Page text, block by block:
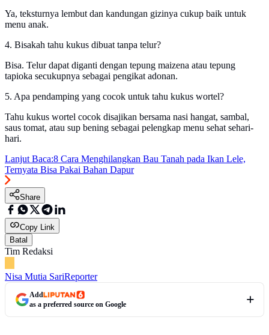
Ya, teksturnya lembut dan kandungan gizinya cukup baik untuk
menu anak.
4. Bisakah tahu kukus dibuat tanpa telur?
Bisa. Telur dapat diganti dengan tepung maizena atau tepung
tapioka secukupnya sebagai pengikat adonan.
5. Apa pendamping yang cocok untuk tahu kukus wortel?
Tahu kukus wortel cocok disajikan bersama nasi hangat, sambal,
saus tomat, atau sup bening sebagai pelengkap menu sehat sehari-
hari.
Lanjut Baca:8 Cara Menghilangkan Bau Tanah pada Ikan Lele,
Ternyata Bisa Pakai Bahan Dapur
Share
Copy Link
Batal
Tim Redaksi
Nisa Mutia SariReporter
Add
as a preferred source on Google